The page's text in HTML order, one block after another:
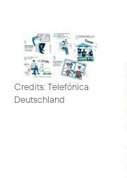
Credits: Telefónica
Deutschland